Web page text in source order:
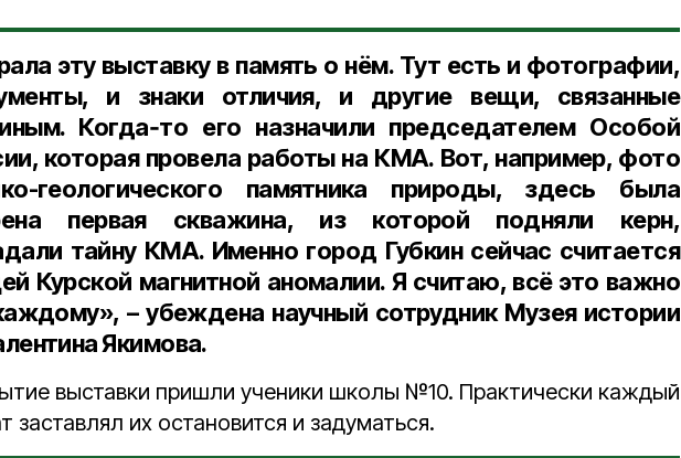
эту выставку в память о нём. Тут есть и фотографии,
и знаки отличия, и другие вещи, связанные
Когда‑то его назначили председателем Особой
которая провела работы на КМА. Вот, например, фото
геологического памятника природы, здесь была
первая скважина, из которой подняли керн,
тайну КМА. Именно город Губкин сейчас считается
Курской магнитной аномалии. Я считаю, всё это важно
– убеждена научный сотрудник Музея истории
Якимова.
выставки пришли ученики школы №10. Практически каждый
заставлял их остановится и задуматься.